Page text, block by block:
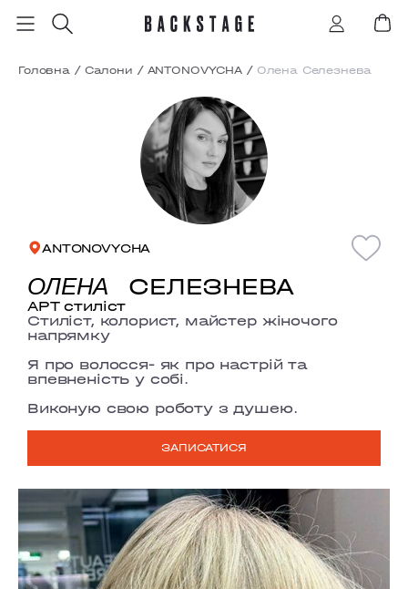
Головна / Салони / ANTONOVYCHA / Олена Селезнева
ANTONOVYCHA
ОЛЕНА СЕЛЕЗНЕВА
АРТ стиліст
Стиліст, колорист, майстер жіночого
напрямку
Я про волосся- як про настрій та
впевненість у собі.
Виконую свою роботу з душею.
ЗАПИСАТИСЯ